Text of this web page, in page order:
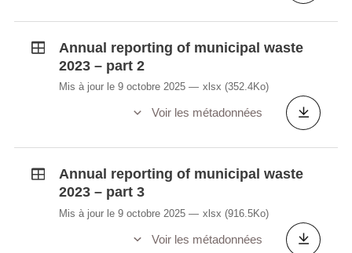
Annual reporting of municipal waste
2023 – part 2
Mis à jour le 9 octobre 2025 xlsx (352.4Ko)
Voir les métadonnées
Annual reporting of municipal waste
2023 – part 3
Mis à jour le 9 octobre 2025 xlsx (916.5Ko)
Voir les métadonnées